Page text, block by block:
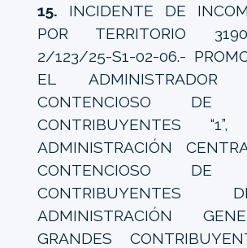
15. INCIDENTE DE
POR TERRITORIO
2/123/25-S1-02-06.-
EL
CONTENCIOSO DE
CONTRIBUYENTES
ADMINISTRACIÓN
CONTENCIOSO DE
ADMINISTRACIÓN
GRANDES